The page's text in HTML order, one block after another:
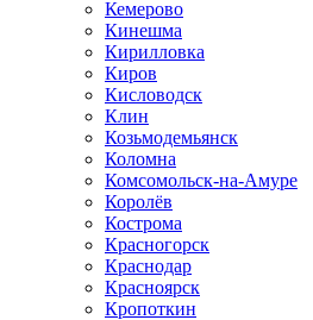
Кемерово
Кинешма
Кирилловка
Киров
Кисловодск
Клин
Козьмодемьянск
Коломна
Комсомольск-на-Амуре
Королёв
Кострома
Красногорск
Краснодар
Красноярск
Кропоткин